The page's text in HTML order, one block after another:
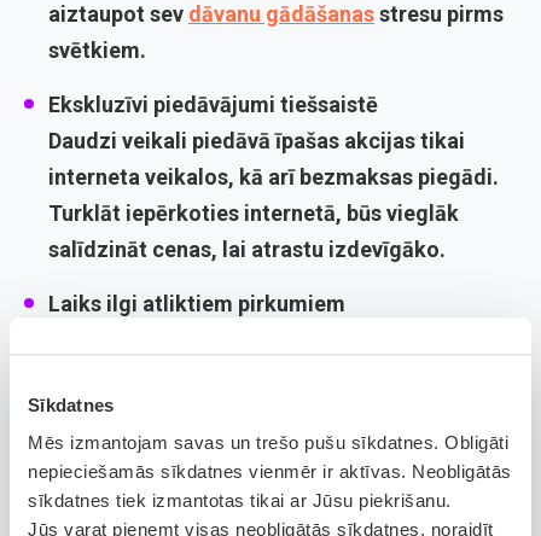
Sīkdatnes
Mēs izmantojam savas un trešo pušu sīkdatnes. Obligāti
nepieciešamās sīkdatnes vienmēr ir aktīvas. Neobligātās
sīkdatnes tiek izmantotas tikai ar Jūsu piekrišanu.
Jūs varat pieņemt visas neobligātās sīkdatnes, noraidīt
aiztaupot sev dāvanu gādāšanasstresu pirms
svētkiem.
Ekskluzīvi piedāvājumi tiešsaistē
Daudzi veikali piedāvā īpašas akcijas tikai
interneta veikalos, kā arī bezmaksas piegādi.
Turklāt iepērkoties internetā, būs vieglāk
salīdzināt cenas, lai atrastu izdevīgāko.
Laiks ilgi atliktiem pirkumiem
izmēģināt? Varbūt izpārdošanas laikā šim
pirkumam ir daudz pieejamāka cena!
Esi modrs un apzinies riskus!